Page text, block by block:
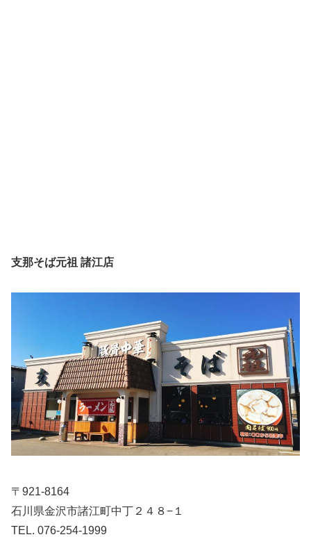
支那そば元祖 諸江店
〒921-8164
石川県金沢市諸江町中丁２４８−１
TEL. 076-254-1999